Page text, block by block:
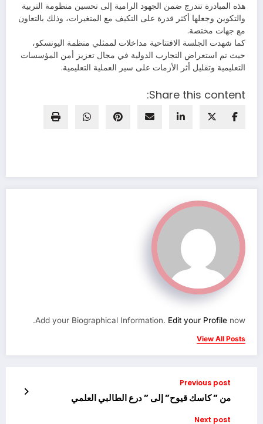
هذه المبادرة تندرج ضمن الجهود الرامية إلى تحسين منظومة التربية
والتكوين وجعلها أكثر قدرة على التكيف مع المتغيرات، وذلك بالتعاون
مع جهات مختصة.
كما شهدت الجلسة الافتتاحية مداخلات لممثلي منظمة اليونسكو،
حيث تم استعراض التجارب الدولية في مجال تعزيز أمن المؤسسات
التعليمية وتقليل أثر الأزمات على سير العملية التعليمية.
Share this content:
Add your Biographical Information. Edit your Profile now.
View All Posts
Previous post
من ” كاسك قيوح” إلى ” درع الطالبي العلمي
Next post